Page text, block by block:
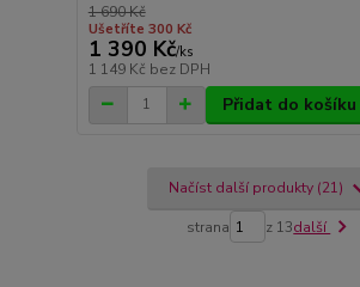
1 690 Kč
Ušetříte 300 Kč
1 390 Kč/ks
1 149 Kč bez DPH
Přidat do košíku
Načíst další produkty (21)
strana z 13další